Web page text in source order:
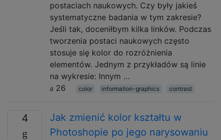
postaciach naukowych. Czy były jakieś
systematyczne badania w tym zakresie?
Jeśli tak, doceniłbym kilka linków. Podczas
tworzenia postaci naukowych często
stosuje się kolor do rozróżnienia
elementów. Jednym z przykładów są linie
na wykresie: Innym …
26
color information-graphics contrast
4
Jak zmienić kolor kształtu w
Photoshopie po jego narysowaniu